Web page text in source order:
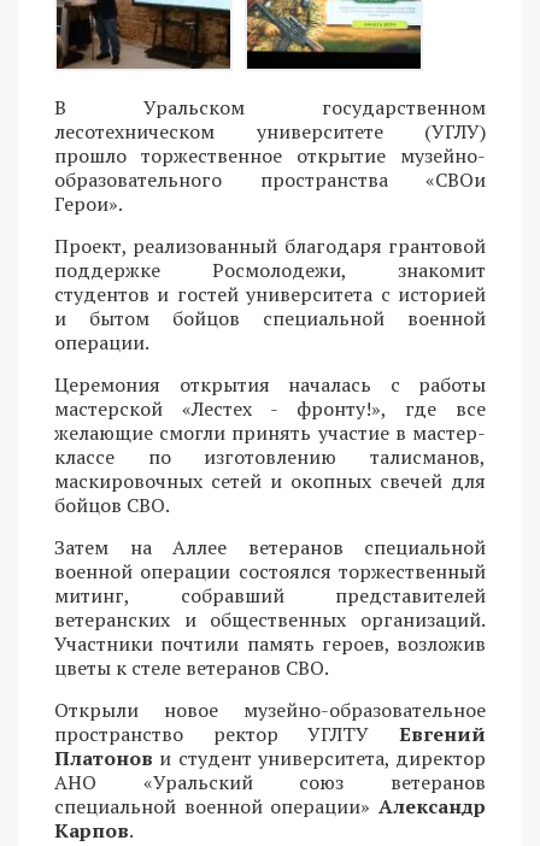
В Уральском государственном
лесотехническом университете (УГЛУ)
прошло торжественное открытие музейно-
образовательного пространства «СВОи
Герои».
Проект, реализованный благодаря грантовой
поддержке Росмолодежи, знакомит
студентов и гостей университета с историей
и бытом бойцов специальной военной
операции.
Церемония открытия началась с работы
мастерской «Лестех - фронту!», где все
желающие смогли принять участие в мастер-
классе по изготовлению талисманов,
маскировочных сетей и окопных свечей для
бойцов СВО.
Затем на Аллее ветеранов специальной
военной операции состоялся торжественный
митинг, собравший представителей
ветеранских и общественных организаций.
Участники почтили память героев, возложив
цветы к стеле ветеранов СВО.
Открыли новое музейно-образовательное
пространство ректор УГЛТУ Евгений
Платонов и студент университета, директор
АНО «Уральский союз ветеранов
специальной военной операции» Александр
Карпов.